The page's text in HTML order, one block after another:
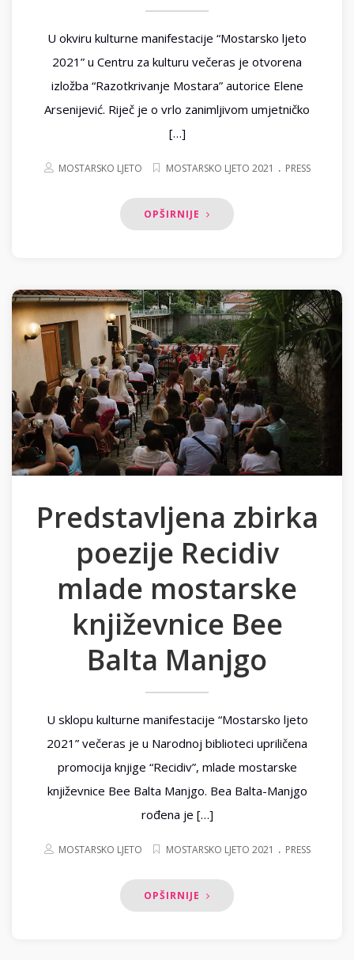
U okviru kulturne manifestacije “Mostarsko ljeto
2021” u Centru za kulturu večeras je otvorena
izložba “Razotkrivanje Mostara” autorice Elene
Arsenijević. Riječ je o vrlo zanimljivom umjetničko
[…]
MOSTARSKO LJETO MOSTARSKO LJETO 2021 . PRESS
OPŠIRNIJE
Predstavljena zbirka
poezije Recidiv
mlade mostarske
književnice Bee
Balta Manjgo
U sklopu kulturne manifestacije “Mostarsko ljeto
2021” večeras je u Narodnoj biblioteci upriličena
promocija knjige “Recidiv”, mlade mostarske
književnice Bee Balta Manjgo. Bea Balta-Manjgo
rođena je […]
MOSTARSKO LJETO MOSTARSKO LJETO 2021 . PRESS
OPŠIRNIJE